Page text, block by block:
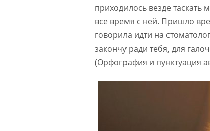
приходилось везде таскать
все время с ней. Пришло
говорила идти на
закончу ради тебя, для
(Орфография и пунктуация